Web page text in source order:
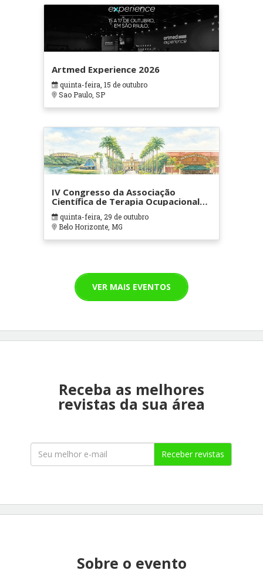
Artmed Experience 2026
quinta-feira, 15 de outubro
Sao Paulo, SP
IV Congresso da Associação
Científica de Terapia Ocupacional
em Contextos Hospitalares e
Cuidados Paliativos - ATOHOSP
quinta-feira, 29 de outubro
Belo Horizonte, MG
VER MAIS EVENTOS
Receba as melhores
revistas da sua área
Receber revistas
Sobre o evento